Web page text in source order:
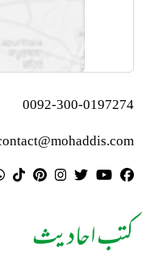
0092-300-0197274
کتب احادیث